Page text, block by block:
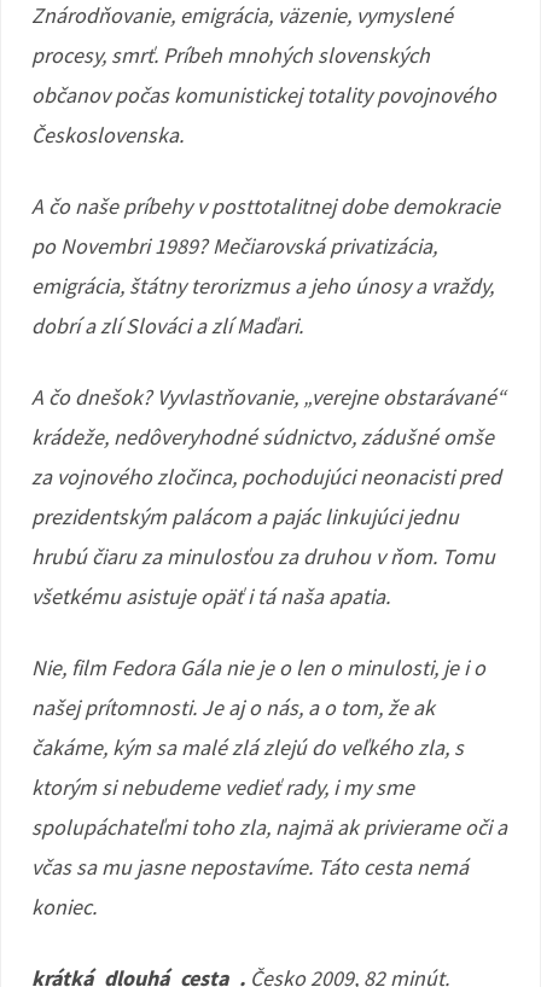
Znárodňovanie, emigrácia, väzenie, vymyslené
procesy, smrť. Príbeh mnohých slovenských
občanov počas komunistickej totality povojnového
Československa.
A čo naše príbehy v posttotalitnej dobe demokracie
po Novembri 1989? Mečiarovská privatizácia,
emigrácia, štátny terorizmus a jeho únosy a vraždy,
dobrí a zlí Slováci a zlí Maďari.
A čo dnešok? Vyvlastňovanie, „verejne obstarávané“
krádeže, nedôveryhodné súdnictvo, zádušné omše
za vojnového zločinca, pochodujúci neonacisti pred
prezidentským palácom a pajác linkujúci jednu
hrubú čiaru za minulosťou za druhou v ňom. Tomu
všetkému asistuje opäť i tá naša apatia.
Nie, film Fedora Gála nie je o len o minulosti, je i o
našej prítomnosti. Je aj o nás, a o tom, že ak
čakáme, kým sa malé zlá zlejú do veľkého zla, s
ktorým si nebudeme vedieť rady, i my sme
spolupáchateľmi toho zla, najmä ak privierame oči a
včas sa mu jasne nepostavíme. Táto cesta nemá
koniec.
krátká_dlouhá_cesta_. Česko 2009, 82 minút.